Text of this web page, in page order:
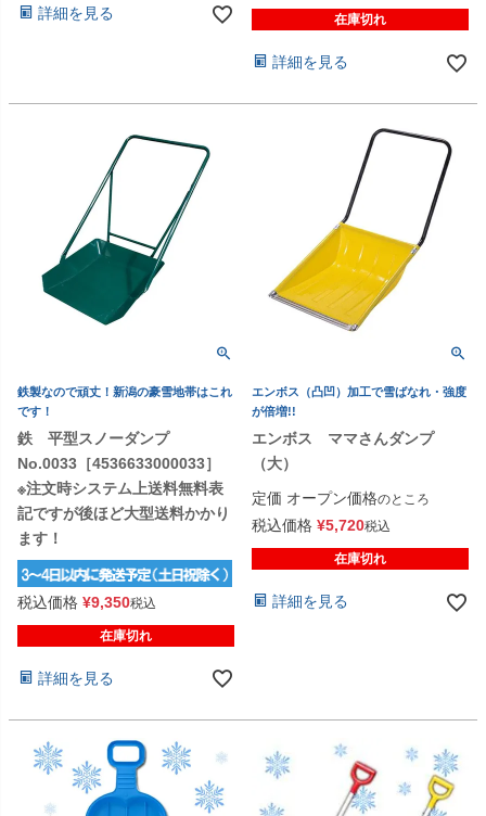
詳細を見る 在庫切れ
詳細を見る
鉄製なので頑丈！新潟の豪雪地帯はこれ
です！
鉄 平型スノーダンプ
No.0033［4536633000033］
※注文時システム上送料無料表
記ですが後ほど大型送料かかり
ます！
税込価格 ¥9,350税込
在庫切れ
詳細を見る
エンボス（凸凹）加工で雪ばなれ・強度
が倍増!!
エンボス ママさんダンプ
（大）
定価 オープン価格のところ
税込価格 ¥5,720税込
在庫切れ
詳細を見る